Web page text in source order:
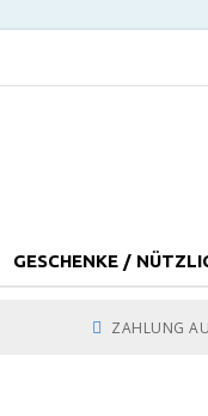
GESCHENKE /
ZAHLUNG